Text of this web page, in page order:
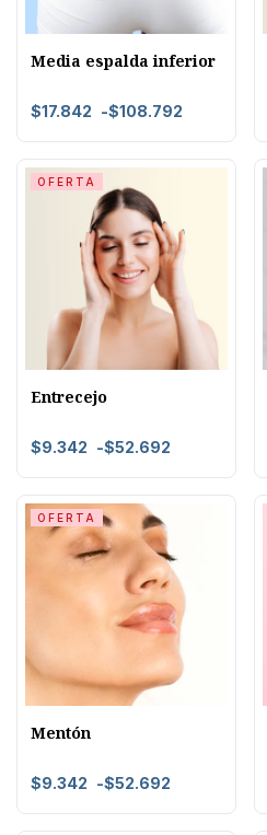
Media espalda inferior
$17.842 -$108.792
OFERTA
Entrecejo
$9.342 -$52.692
OFERTA
Mentón
$9.342 -$52.692